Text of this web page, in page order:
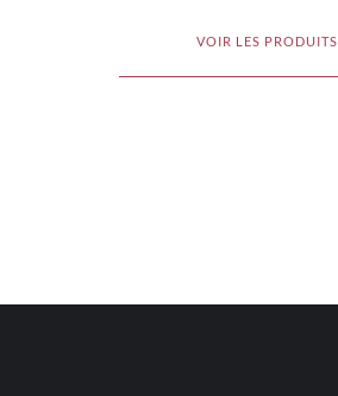
VOIR LES PRODUITS